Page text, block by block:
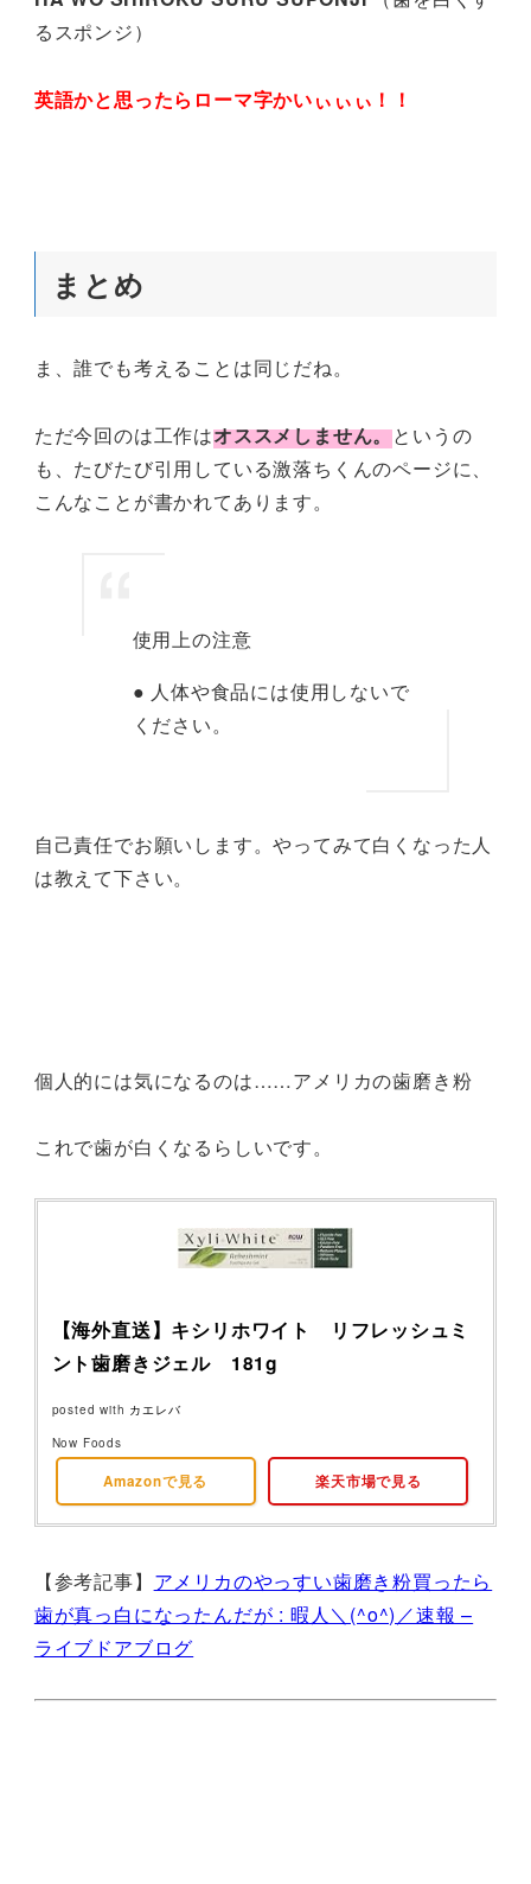
るスポンジ）
英語かと思ったらローマ字かいぃぃぃ！！
まとめ
ま、誰でも考えることは同じだね。
ただ今回のは工作はオススメしません。というの
も、たびたび引用している激落ちくんのページに、
こんなことが書かれてあります。
使用上の注意
● 人体や食品には使用しないで
ください。
自己責任でお願いします。やってみて白くなった人
は教えて下さい。
個人的には気になるのは……アメリカの歯磨き粉
これで歯が白くなるらしいです。
【海外直送】キシリホワイト リフレッシュミ
ント歯磨きジェル 181g
posted with カエレバ
Now Foods
Amazonで見る 楽天市場で見る
【参考記事】 アメリカのやっすい歯磨き粉買ったら
歯が真っ白になったんだが : 暇人＼(^o^)／速報 –
ライブドアブログ